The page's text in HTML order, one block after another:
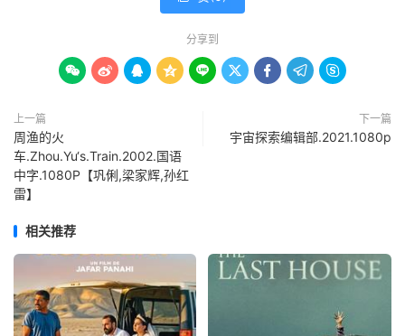
分享到
        
上一篇
周渔的火
车.Zhou.Yu‘s.Train.2002.国语
中字.1080P【巩俐,梁家辉,孙红
雷】
下一篇
宇宙探索编辑部.2021.1080p
相关推荐